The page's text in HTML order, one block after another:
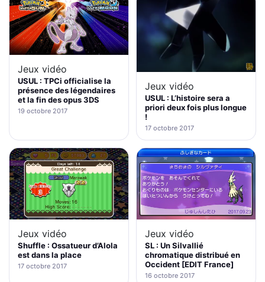
Jeux vidéo
USUL : TPCi officialise la
présence des légendaires
et la fin des opus 3DS
19 octobre 2017
Jeux vidéo
USUL : L’histoire sera a
priori deux fois plus longue
!
17 octobre 2017
Jeux vidéo
Shuffle : Ossatueur d’Alola
est dans la place
17 octobre 2017
Jeux vidéo
SL : Un Silvallié
chromatique distribué en
Occident [EDIT France]
16 octobre 2017